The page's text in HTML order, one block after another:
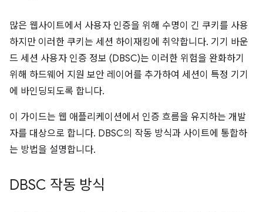
많은 웹사이트에서 사용자 인증을 위해 수명이 긴 쿠키를 사용
하지만 이러한 쿠키는 세션 하이재킹에 취약합니다. 기기 바운
드 세션 사용자 인증 정보 (DBSC)는 이러한 위험을 완화하기
위해 하드웨어 지원 보안 레이어를 추가하여 세션이 특정 기기
에 바인딩되도록 합니다.
이 가이드는 웹 애플리케이션에서 인증 흐름을 유지하는 개발
자를 대상으로 합니다. DBSC의 작동 방식과 사이트에 통합하
는 방법을 설명합니다.
DBSC 작동 방식